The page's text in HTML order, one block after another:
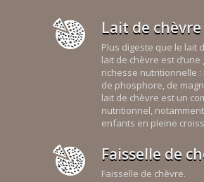
Lait de chèvre
Plus digeste que le lait
lait de chèvre est d’une
richesse nutritionnelle :
de phosphore, de
lait de chèvre est un
nutritionnel,
enfants en pleine
Faisselle de
Faisselle de chèvre.